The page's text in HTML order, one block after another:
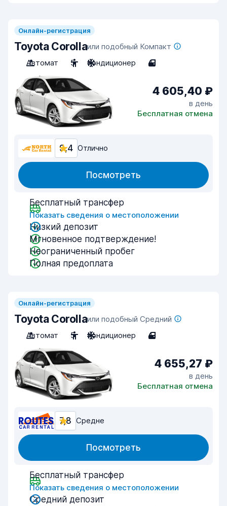
Онлайн-регистрация
Toyota Corollaили подобный Компакт
Автомат
5 Кондиционер 4
4 605,40 ₽
в день
Бесплатная отмена
9,4 Отлично
Посмотреть
Бесплатный трансфер
Показать сведения о местоположении
Низкий депозит
Мгновенное подтверждение!
Неограниченный пробег
Полная предоплата
Онлайн-регистрация
Toyota Corollaили подобный Средний
Автомат
5 Кондиционер 4
4 655,27 ₽
в день
Бесплатная отмена
7,8 Средне
Посмотреть
Бесплатный трансфер
Показать сведения о местоположении
Средний депозит